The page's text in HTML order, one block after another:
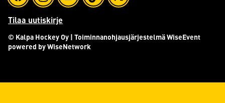
Tilaa uutiskirje
© Kalpa Hockey Oy | ToiminnanohjausjärjestelmäWiseEvent
powered byWiseNetwork